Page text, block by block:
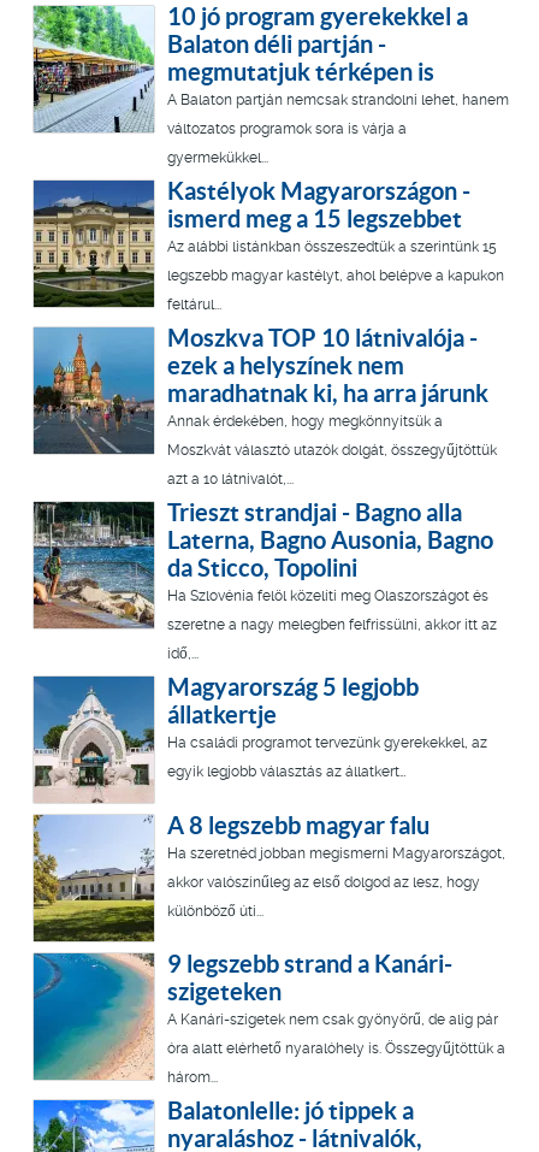
10 jó program gyerekekkel a
Balaton déli partján -
megmutatjuk térképen is
A Balaton partján nemcsak strandolni lehet, hanem
változatos programok sora is várja a
gyermekükkel...
Kastélyok Magyarországon -
ismerd meg a 15 legszebbet
Az alábbi listánkban összeszedtük a szerintünk 15
legszebb magyar kastélyt, ahol belépve a kapukon
feltárul...
Moszkva TOP 10 látnivalója -
ezek a helyszínek nem
maradhatnak ki, ha arra járunk
Annak érdekében, hogy megkönnyítsük a
Moszkvát választó utazók dolgát, összegyűjtöttük
azt a 10 látnivalót,...
Trieszt strandjai - Bagno alla
Laterna, Bagno Ausonia, Bagno
da Sticco, Topolini
Ha Szlovénia felöl közelíti meg Olaszországot és
szeretne a nagy melegben felfrissülni, akkor itt az
idő,...
Magyarország 5 legjobb
állatkertje
Ha családi programot tervezünk gyerekekkel, az
egyik legjobb választás az állatkert…
A 8 legszebb magyar falu
Ha szeretnéd jobban megismerni Magyarországot,
akkor valószínűleg az első dolgod az lesz, hogy
különböző úti...
9 legszebb strand a Kanári-
szigeteken
A Kanári-szigetek nem csak gyönyörű, de alig pár
óra alatt elérhető nyaralóhely is. Összegyűjtöttük a
három...
Balatonlelle: jó tippek a
nyaraláshoz - látnivalók,